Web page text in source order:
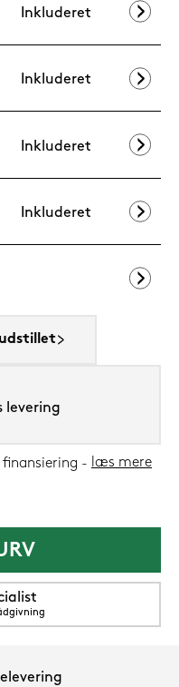
Inkluderet
Inkluderet
Inkluderet
Inkluderet
levering
finansiering læs mere